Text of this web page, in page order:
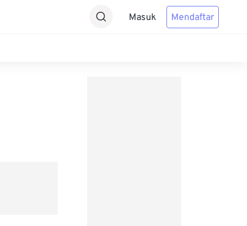
Masuk Mendaftar